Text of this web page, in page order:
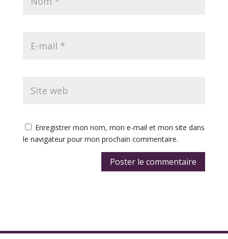
Enregistrer mon nom, mon e-mail et mon site dans
le navigateur pour mon prochain commentaire.